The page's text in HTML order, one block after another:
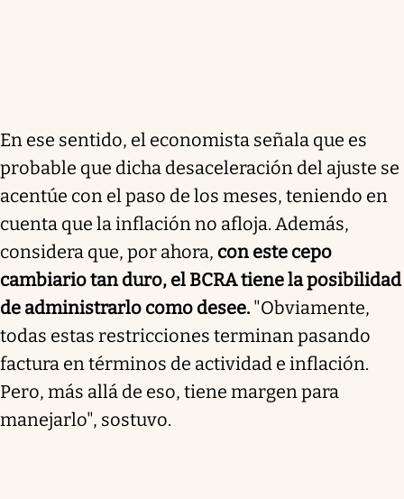
En ese sentido, el economista señala que es
probable que dicha desaceleración del ajuste se
acentúe con el paso de los meses, teniendo en
cuenta que la inflación no afloja. Además,
considera que, por ahora, con este cepo
cambiario tan duro, el BCRA tiene la posibilidad
de administrarlo como desee. "Obviamente,
todas estas restricciones terminan pasando
factura en términos de actividad e inflación.
Pero, más allá de eso, tiene margen para
manejarlo", sostuvo.